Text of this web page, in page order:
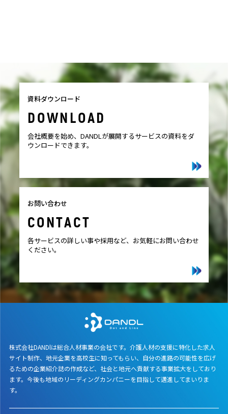
資料ダウンロード
DOWNLOAD
会社概要を始め、DANDLが展開するサービスの資料をダ
ウンロードできます。
お問い合わせ
CONTACT
各サービスの詳しい事や採用など、お気軽にお問い合わせ
ください。
株式会社DANDlは総合人材事業の会社です。介護人材の支援に特化した求人
サイト制作、地元企業を高校生に知ってもらい、自分の進路の可能性を広げ
るための企業紹介誌の作成など、社会と地元へ貢献する事業拡大をしており
ます。今後も地域のリーディングカンパニーを目指して邁進してまいりま
す。